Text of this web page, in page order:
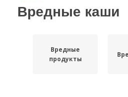
Вредные каши
Вредные
продукты